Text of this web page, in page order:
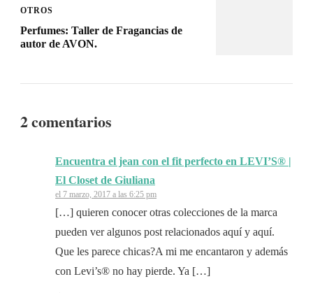
OTROS
Perfumes: Taller de Fragancias de
autor de AVON.
2 comentarios
Encuentra el jean con el fit perfecto en LEVI’S® |
El Closet de Giuliana
el 7 marzo, 2017 a las 6:25 pm
[…] quieren conocer otras colecciones de la marca
pueden ver algunos post relacionados aquí y aquí.
Que les parece chicas?A mi me encantaron y además
con Levi’s® no hay pierde. Ya […]